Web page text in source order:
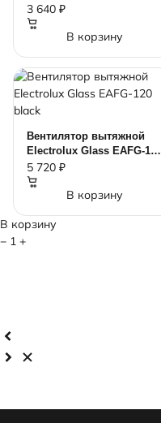
100 steel
3 640 ₽
В корзину
Вентилятор вытяжной
Electrolux Glass EAFG-120
black
5 720 ₽
В корзину
В корзину
− 1 +